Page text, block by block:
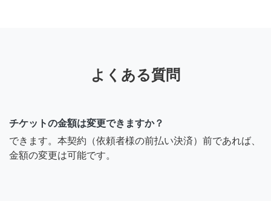
よくある質問
チケットの金額は変更できますか？
できます。本契約（依頼者様の前払い決済）前であれば、
金額の変更は可能です。